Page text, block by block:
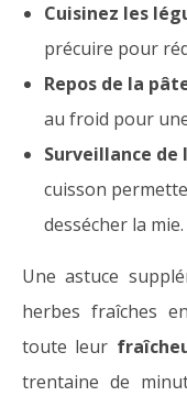
Cuisinez les
précuire pour
Repos de la
au froid pour
Surveillance de
cuisson
dessécher la mie.
Une astuce
herbes fraîches
toute leur
trentaine de